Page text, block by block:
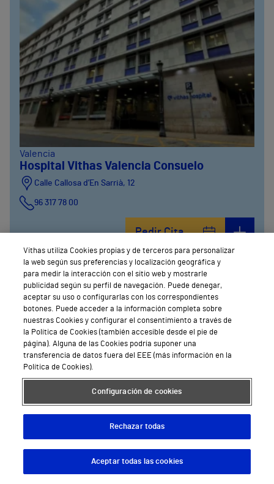
Valencia
Hospital Vithas Valencia Consuelo
Calle Callosa d’En Sarrià, 12
96 317 78 00
Pedir Cita
Ver todos
Precio de la Cirugía
refractiva
Si deseas recupera tu visión con una cirugía
segura y efectiva, nuestro equipo de especialistas
En Vithas, ofrecemos un presupuesto
Descargar App
Vithas utiliza Cookies propias y de terceros para personalizar
la web según sus preferencias y localización geográfica y
para medir la interacción con el sitio web y mostrarle
publicidad según su perfil de navegación. Puede denegar,
aceptar su uso o configurarlas con los correspondientes
botones. Puede acceder a la información completa sobre
nuestras Cookies y configurar el consentimiento a través de
la Política de Cookies (también accesible desde el pie de
página). Alguna de las Cookies podría suponer una
transferencia de datos fuera del EEE (más información en la
Política de Cookies).
Configuración de cookies
Rechazar todas
Aceptar todas las cookies